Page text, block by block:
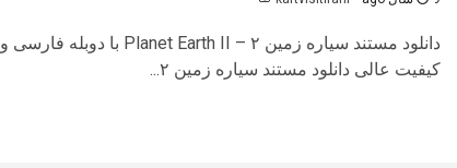
دانلود مستند سیاره زمین ۲ – Planet Earth II با دوبله فارسی و
کیفیت عالی دانلود مستند سیاره زمین ۲...